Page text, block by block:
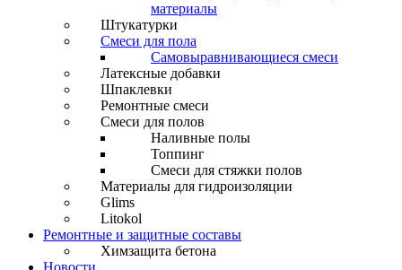
материалы
Штукатурки
Смеси для пола
Самовыравнивающиеся смеси
Латексные добавки
Шпаклевки
Ремонтные смеси
Смеси для полов
Наливные полы
Топпинг
Смеси для стяжки полов
Материалы для гидроизоляции
Glims
Litokol
Ремонтные и защитные составы
Химзащита бетона
Новости